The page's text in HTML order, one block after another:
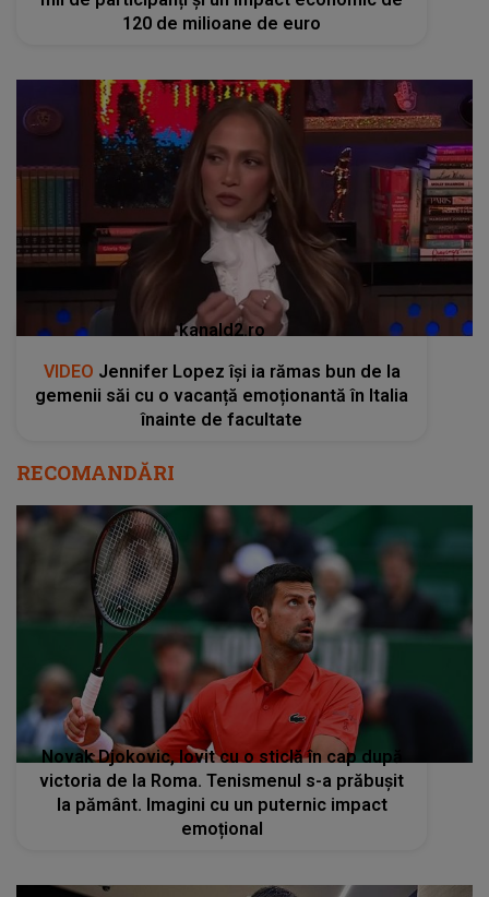
120 de milioane de euro
kanald2.ro
VIDEO Jennifer Lopez își ia rămas bun de la
gemenii săi cu o vacanță emoționantă în Italia
înainte de facultate
RECOMANDĂRI
Novak Djokovic, lovit cu o sticlă în cap după
victoria de la Roma. Tenismenul s-a prăbușit
la pământ. Imagini cu un puternic impact
emoțional